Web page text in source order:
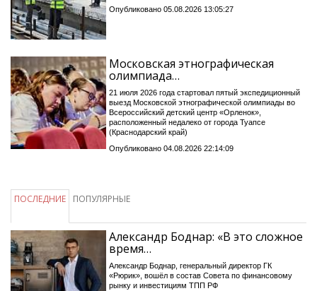
Опубликовано 05.08.2026 13:05:27
Московская этнографическая
олимпиада…
21 июля 2026 года стартовал пятый экспедиционный
выезд Московской этнографической олимпиады во
Всероссийский детский центр «Орленок»,
расположенный недалеко от города Туапсе
(Краснодарский край)
Опубликовано 04.08.2026 22:14:09
ПОСЛЕДНИЕ ПОПУЛЯРНЫЕ
Александр Боднар: «В это сложное
время…
Александр Боднар, генеральный директор ГК
«Рюрик», вошёл в состав Совета по финансовому
рынку и инвестициям ТПП РФ